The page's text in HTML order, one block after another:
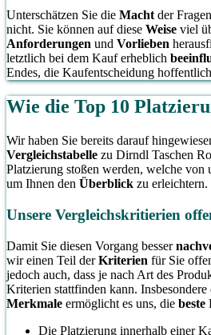
Unterschätzen Sie die Macht der
nicht. Sie können auf diese Weise viel
Anforderungen und Vorlieben
letztlich bei dem Kauf erheblich
Endes, die Kaufentscheidung hoffentlich
Wie die Top 10
Wir haben Sie bereits darauf
Vergleichstabelle zu Dirndl Taschen
Platzierung stoßen werden, welche von
um Ihnen den Überblick zu erleichtern.
Unsere Vergleichskritierien
Damit Sie diesen Vorgang besser
wir einen Teil derKriterien für Sie
jedoch auch, dass je nach Art des
Kriterien stattfinden kann.
Merkmale ermöglicht es uns, die beste
Die Platzierung innerhalb einer